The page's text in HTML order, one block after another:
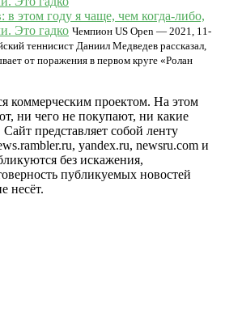
этом году я чаще, чем когда-либо,
Это гадко Чемпион US Open — 2021, 11-
теннисист Даниил Медведев рассказал,
от поражения в первом круге «Ролан
коммерческим проектом. На этом
ни чего не покупают, ни какие
представляет собой ленту
yandex.ru, newsru.com и
без искажения,
публикуемых новостей
несёт.